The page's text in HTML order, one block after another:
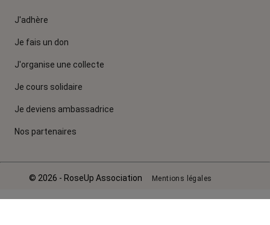
J'adhère
Je fais un don
J'organise une collecte
Je cours solidaire
Je deviens ambassadrice
Nos partenaires
© 2026 - RoseUp Association Mentions légales